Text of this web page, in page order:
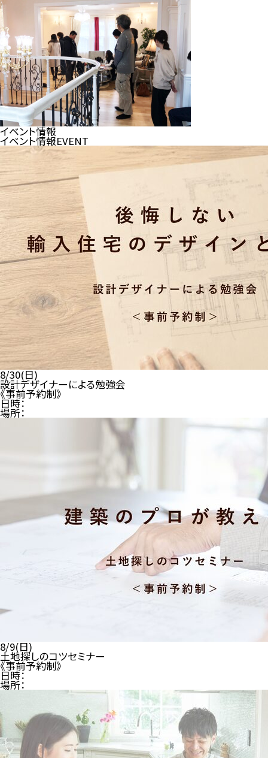
イベント情報
イベント情報EVENT
8/30(日)
設計デザイナーによる勉強会
《事前予約制》
日時：
場所：
8/9(日)
土地探しのコツセミナー
《事前予約制》
日時：
場所：